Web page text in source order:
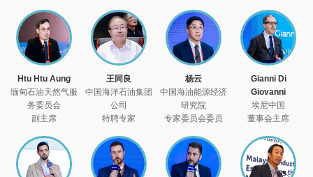
Htu Htu Aung
缅甸石油天然气服
务委员会
副主席
王同良
中国海洋石油集团
公司
特聘专家
杨云
中国海油能源经济
研究院
专家委员会委员
Gianni Di
Giovanni
埃尼中国
董事会主席